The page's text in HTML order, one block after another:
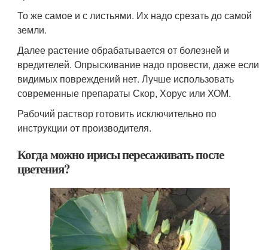
То же самое и с листьями. Их надо срезать до самой
земли.
Далее растение обрабатывается от болезней и
вредителей. Опрыскивание надо провести, даже если
видимых повреждений нет. Лучше использовать
современные препараты Скор, Хорус или ХОМ.
Рабочий раствор готовить исключительно по
инструкции от производителя.
Когда можно ирисы пересаживать после
цветения?